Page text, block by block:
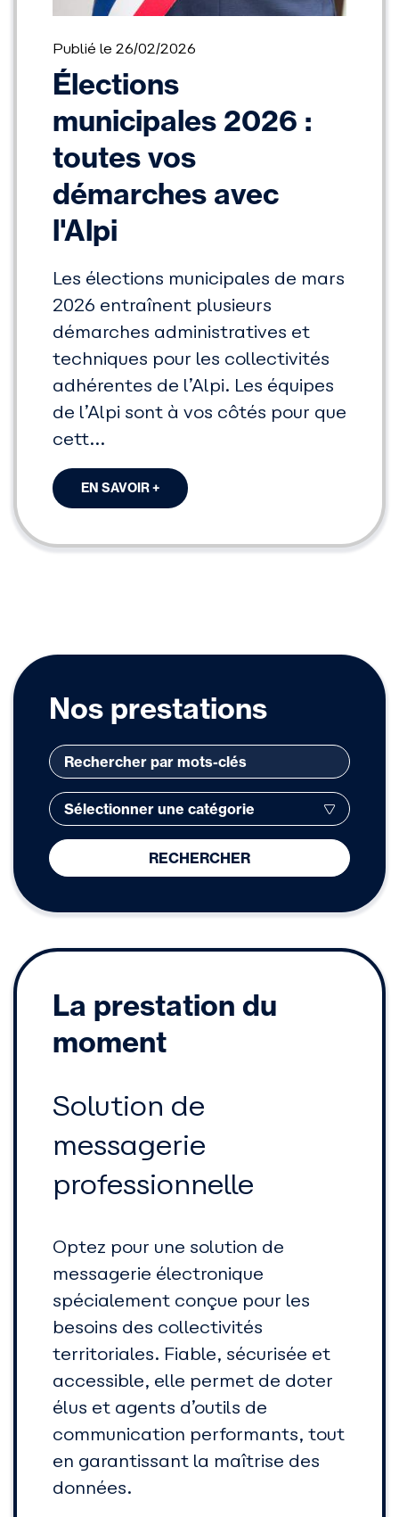
Publié le 26/02/2026
Élections
municipales 2026 :
toutes vos
démarches avec
l'Alpi
Les élections municipales de mars
2026 entraînent plusieurs
démarches administratives et
techniques pour les collectivités
adhérentes de l’Alpi. Les équipes
de l’Alpi sont à vos côtés pour que
cett...
EN SAVOIR +
Nos prestations
RECHERCHER
La prestation du
moment
Solution de
messagerie
professionnelle
Optez pour une solution de
messagerie électronique
spécialement conçue pour les
besoins des collectivités
territoriales. Fiable, sécurisée et
accessible, elle permet de doter
élus et agents d’outils de
communication performants, tout
en garantissant la maîtrise des
données.